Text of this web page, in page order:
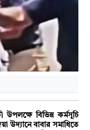
উপলক্ষে বিভিন্ন কর্মসূচি
উদ্যানে বাবার সমাধিতে